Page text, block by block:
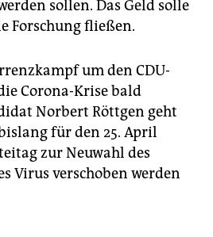
sollen. Das Geld solle
Forschung fließen.
um den CDU-
Corona-Krise bald
Norbert Röttgen geht
für den 25. April
zur Neuwahl des
Virus verschoben werden